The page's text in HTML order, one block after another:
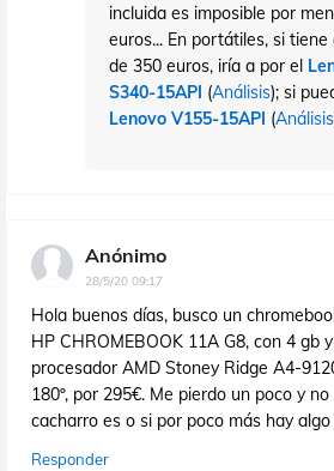
incluida es imposible por
euros... En portátiles, si
de 350 euros, iría a por el
S340-15API (Análisis); si
Lenovo V155-15API (Análisis
Anónimo
28/5/20 09:17
Hola buenos días, busco un
HP CHROMEBOOK 11A G8, con 4 gb
procesador AMD Stoney Ridge A4-
180º, por 295€. Me pierdo un poco y
cacharro es o si por poco más hay algo
Responder